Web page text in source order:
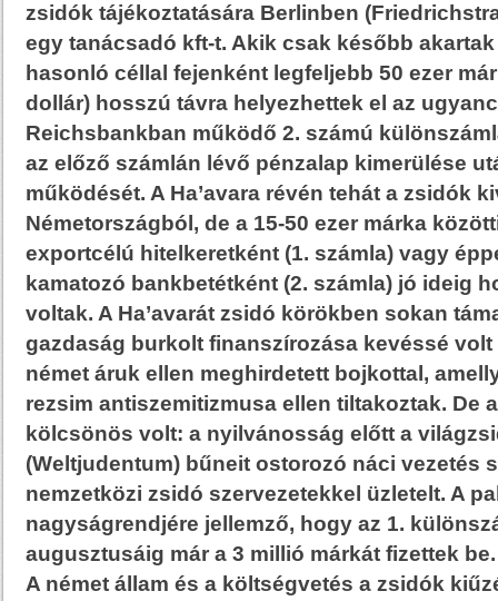
zsidók tájékoztatására Berlinben
egy tanácsadó kft-t. Akik csak később
hasonló céllal fejenként legfeljebb 50 ezer
dollár) hosszú távra helyezhettek el az
Reichsbankban működő 2. számú
az előző számlán lévő pénzalap kimerülése
működését. A Ha’avara révén tehát a zsidók
Németországból, de a 15-50 ezer márka
exportcélú hitelkeretként (1. számla) vagy
kamatozó bankbetétként (2. számla) jó ideig
voltak. A Ha’avarát zsidó körökben sokan
gazdaság burkolt finanszírozása kevéssé
német áruk ellen meghirdetett bojkottal,
rezsim antiszemitizmusa ellen tiltakoztak. De
kölcsönös volt: a nyilvánosság előtt a
(Weltjudentum) bűneit ostorozó náci vezetés
nemzetközi zsidó szervezetekkel üzletelt. A
nagyságrendjére jellemző, hogy az 1.
augusztusáig már a 3 millió márkát fizettek be.
A német állam és a költségvetés a zsidók